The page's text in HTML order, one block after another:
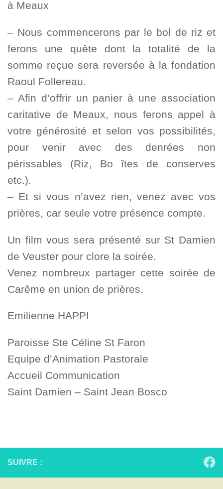
à Meaux
– Nous commencerons par le bol de riz et
ferons une quête dont la totalité de la
somme reçue sera reversée à la fondation
Raoul Follereau.
– Afin d’offrir un panier à une association
caritative de Meaux, nous ferons appel à
votre générosité et selon vos possibilités,
pour venir avec des denrées non
périssables (Riz, Bo îtes de conserves
etc.).
– Et si vous n’avez rien, venez avec vos
prières, car seule votre présence compte.
Un film vous sera présenté sur St Damien
de Veuster pour clore la soirée.
Venez nombreux partager cette soirée de
Carême en union de prières.
Emilienne HAPPI
Paroisse Ste Céline St Faron
Equipe d’Animation Pastorale
Accueil Communication
Saint Damien – Saint Jean Bosco
SUIVRE :